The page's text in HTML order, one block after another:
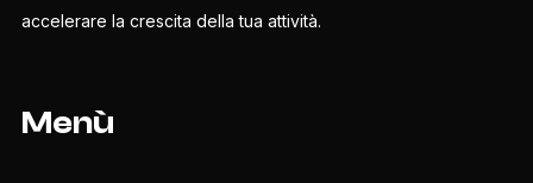
accelerare la crescita della tua attività.
Menù